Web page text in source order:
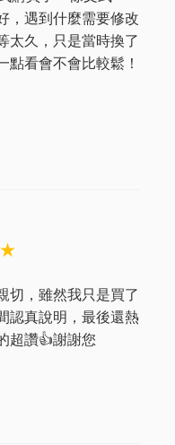
，遇到什麼需要修改
太久，只是當時換了
點看會不會比較鬆！
切，雖然我只是買了
認真說明，最後還熱
超讚👍謝謝您